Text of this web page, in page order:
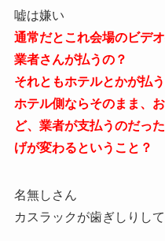
嘘は嫌い
通常だとこれ会場のビデ
業者さんが払うの？
それともホテルとかが払
ホテル側ならそのまま、
ど、業者が支払うのだっ
げが変わるということ？
名無しさん
カスラックが歯ぎしりし